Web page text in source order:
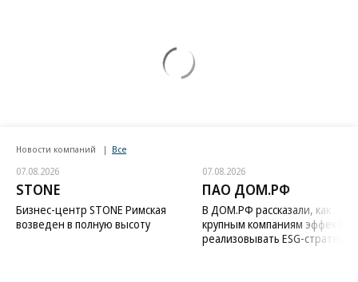
Новости компаний Все
07.08.2026
STONE
Бизнес-центр STONE Римская
возведен в полную высоту
07.08.2026
ПАО ДОМ.РФ
В ДОМ.РФ рассказали, как
крупным компаниям
реализовывать ESG-стратегию